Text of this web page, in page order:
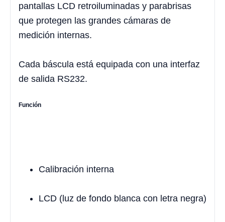
pantallas LCD retroiluminadas y parabrisas
que protegen las grandes cámaras de
medición internas.
Cada báscula está equipada con una interfaz
de salida RS232.
Función
Calibración interna
LCD (luz de fondo blanca con letra negra)